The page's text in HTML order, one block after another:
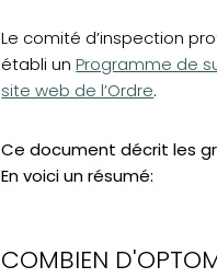
Le comité d’inspection
établi un(opens in a new
Programme de
site web de l’Ordre.
Ce document décrit les
En voici un résumé:
COMBIEN